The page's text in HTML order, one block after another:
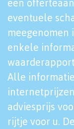
een
eventuele
meegenomen
enkele
Alle
adviesprijs
rijtje voor u.